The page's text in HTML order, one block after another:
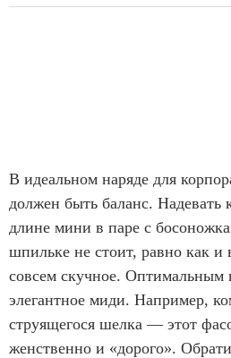
В идеальном наряде для
должен быть баланс. Надевать
длине мини в паре с
шпильке не стоит, равно как и
совсем скучное. Оптимальным
элегантное миди. Например,
струящегося шелка — этот
женственно и «дорого».